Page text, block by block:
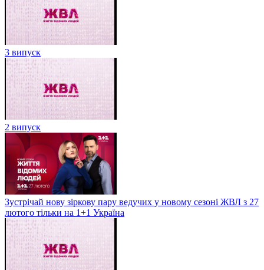
3 випуск
2 випуск
Зустрічай нову зіркову пару ведучих у новому сезоні ЖВЛ з 27
лютого тільки на 1+1 Україна